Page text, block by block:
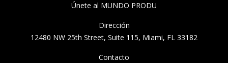
Únete al MUNDO PRODU
Dirección
12480 NW 25th Street, Suite 115, Miami, FL 33182
Contacto